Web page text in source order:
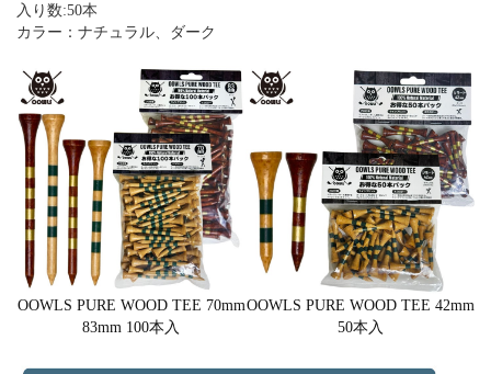
入り数:50本
カラー：ナチュラル、ダーク
OOWLS PURE WOOD TEE 70mm
83mm 100本入
OOWLS PURE WOOD TEE 42mm
50本入